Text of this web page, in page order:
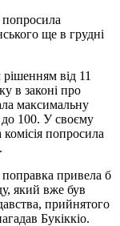
попросила
ще в грудні
від 11
в законі про
максимальну
до 100. У своєму
попросила
привела б
який вже був
прийнятого
Букіккіо.